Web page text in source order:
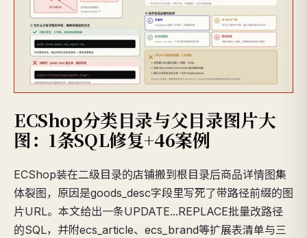
ECShop分类目录与父目录图片大
图：1条SQL修复+46案例
ECShop装在二级目录的店铺搬到根目录后商品详情图集
体裂图，原因是goods_desc字段里写死了带路径前缀的图
片URL。本文给出一条UPDATE...REPLACE批量改路径
的SQL，并附ecs_article、ecs_brand等扩展表清单与三